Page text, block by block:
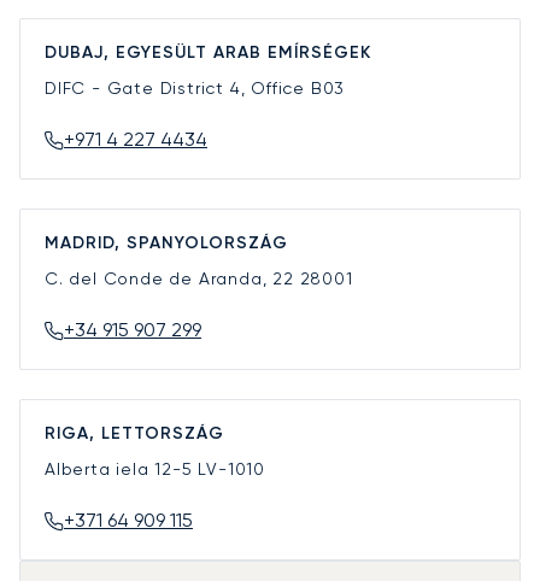
DUBAJ, EGYESÜLT ARAB EMÍRSÉGEK
DIFC - Gate District 4, Office B03
+971 4 227 4434
MADRID, SPANYOLORSZÁG
C. del Conde de Aranda, 22 28001
+34 915 907 299
RIGA, LETTORSZÁG
Alberta iela 12-5 LV-1010
+371 64 909 115